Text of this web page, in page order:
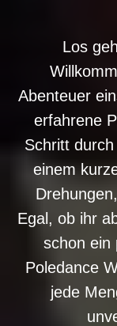
Los
Abenteuer
erfahrene
Schritt
einem
Egal, ob ihr
schon ein
Poledance
jede